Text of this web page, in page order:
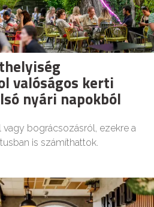
valóságos kerti
nyári napokból
bográcsozásról, ezekre a
is számíthattok.